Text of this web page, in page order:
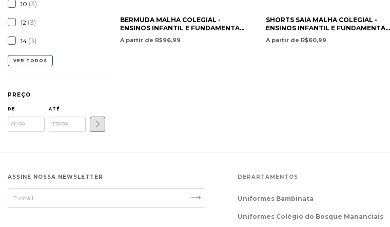
10 (3)
12 (3)
14 (3)
VER TODOS
PREÇO
DE ATÉ
BERMUDA MALHA COLEGIAL -
ENSINOS INFANTIL E FUNDAMENTAL
- COLÉGIO MONTEIRO LOBATO
A partir de R$96,99
SHORTS SAIA MALHA COLEGIAL -
ENSINOS INFANTIL E FUNDAMENTAL
- COLÉGIO MONTEIRO LOBATO
A partir de R$60,99
ASSINE NOSSA NEWSLETTER DEPARTAMENTOS
Uniformes Bambinata
Uniformes Colégio do Bosque Mananciais